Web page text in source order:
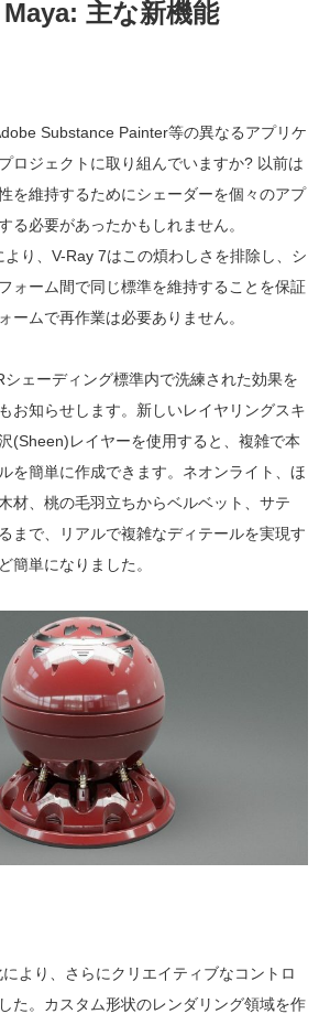
主な新機能
Substance Painter等の異なるアプリケ
ロジェクトに取り組んでいますか? 以前は
を維持するためにシェーダーを個々のアプ
る必要があったかもしれません。
り、V-Ray 7はこの煩わしさを排除し、シ
ォーム間で同じ標準を維持することを保証
ームで再作業は必要ありません。
シェーディング標準内で洗練された効果を
お知らせします。新しいレイヤリングスキ
(Sheen)レイヤーを使用すると、複雑で本
を簡単に作成できます。ネオンライト、ほ
材、桃の毛羽立ちからベルベット、サテ
まで、リアルで複雑なディテールを実現す
簡単になりました。
より、さらにクリエイティブなコントロ
た。カスタム形状のレンダリング領域を作